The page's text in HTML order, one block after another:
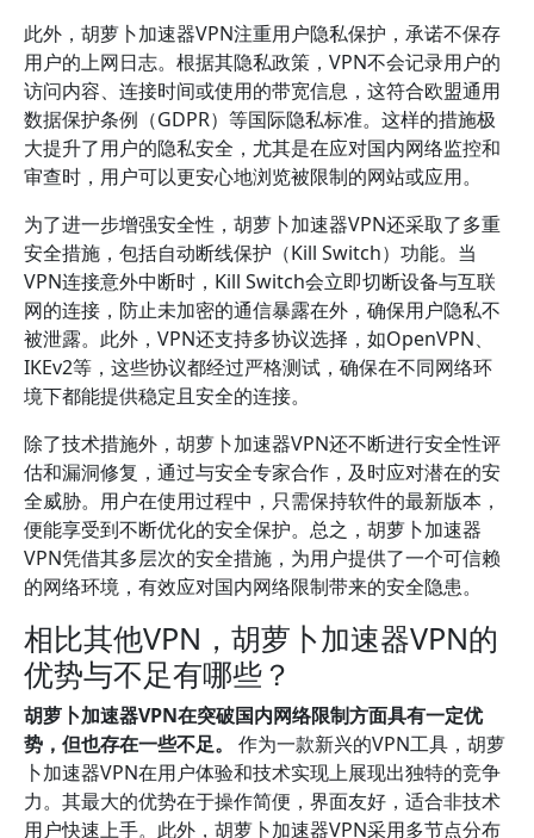
此外，胡萝卜加速器VPN注重用户隐私保护，承诺不保存
用户的上网日志。根据其隐私政策，VPN不会记录用户的
访问内容、连接时间或使用的带宽信息，这符合欧盟通用
数据保护条例（GDPR）等国际隐私标准。这样的措施极
大提升了用户的隐私安全，尤其是在应对国内网络监控和
审查时，用户可以更安心地浏览被限制的网站或应用。
为了进一步增强安全性，胡萝卜加速器VPN还采取了多重
安全措施，包括自动断线保护（Kill Switch）功能。当
VPN连接意外中断时，Kill Switch会立即切断设备与互联
网的连接，防止未加密的通信暴露在外，确保用户隐私不
被泄露。此外，VPN还支持多协议选择，如OpenVPN、
IKEv2等，这些协议都经过严格测试，确保在不同网络环
境下都能提供稳定且安全的连接。
除了技术措施外，胡萝卜加速器VPN还不断进行安全性评
估和漏洞修复，通过与安全专家合作，及时应对潜在的安
全威胁。用户在使用过程中，只需保持软件的最新版本，
便能享受到不断优化的安全保护。总之，胡萝卜加速器
VPN凭借其多层次的安全措施，为用户提供了一个可信赖
的网络环境，有效应对国内网络限制带来的安全隐患。
相比其他VPN，胡萝卜加速器VPN的
优势与不足有哪些？
胡萝卜加速器VPN在突破国内网络限制方面具有一定优
势，但也存在一些不足。
作为一款新兴的VPN工具，胡萝
卜加速器VPN在用户体验和技术实现上展现出独特的竞争
力。其最大的优势在于操作简便，界面友好，适合非技术
用户快速上手。此外，胡萝卜加速器VPN采用多节点分布